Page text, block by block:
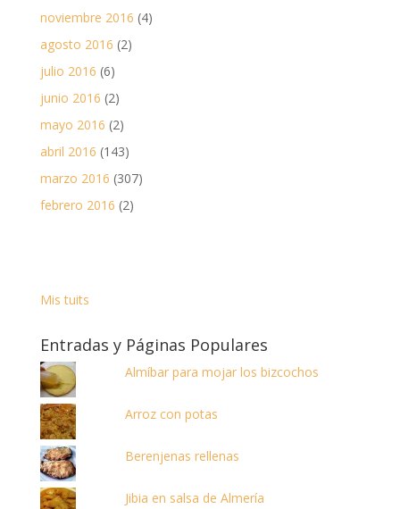
noviembre 2016 (4)
agosto 2016 (2)
julio 2016 (6)
junio 2016 (2)
mayo 2016 (2)
abril 2016 (143)
marzo 2016 (307)
febrero 2016 (2)
Mis tuits
Entradas y Páginas Populares
Almíbar para mojar los bizcochos
Arroz con potas
Berenjenas rellenas
Jibia en salsa de Almería